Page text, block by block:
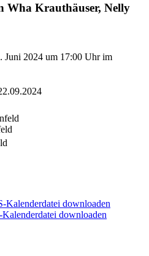
Wha Krauthäuser, Nelly
Juni 2024 um 17:00 Uhr im
Kalenderdatei downloaden
downloaden